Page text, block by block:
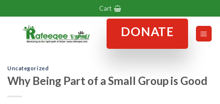
to
content
Cart
DONATE
Uncategorized
Why Being Part of a Small Group is Good